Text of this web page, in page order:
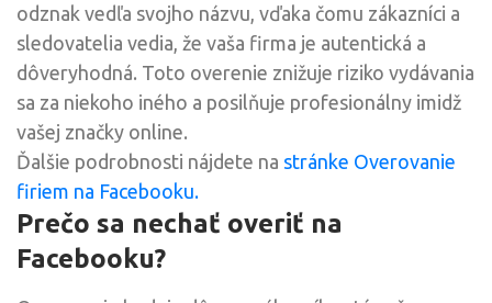
odznak vedľa svojho názvu, vďaka čomu zákazníci a
sledovatelia vedia, že vaša firma je autentická a
dôveryhodná. Toto overenie znižuje riziko vydávania
sa za niekoho iného a posilňuje profesionálny imidž
vašej značky online.
Ďalšie podrobnosti nájdete na stránke Overovanie
firiem na Facebooku.
Prečo sa nechať overiť na
Facebooku?